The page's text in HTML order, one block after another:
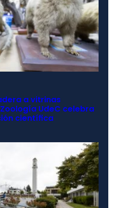
a vitrinas
UdeC celebra
científica